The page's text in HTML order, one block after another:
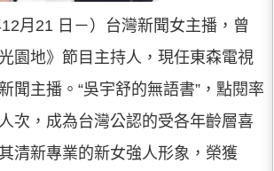
月21 日－）台灣新聞女主播，曾
園地》節目主持人，現任東森電視
聞主播。“吳宇舒的無語書”，點閱率
次，成為台灣公認的受各年齡層喜
清新專業的新女強人形象，榮獲